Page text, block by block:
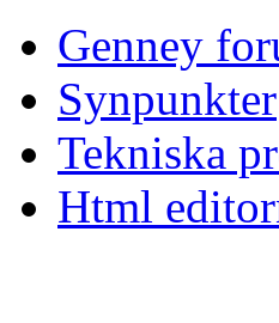
Genney
Synpunkter
Tekniska
Html